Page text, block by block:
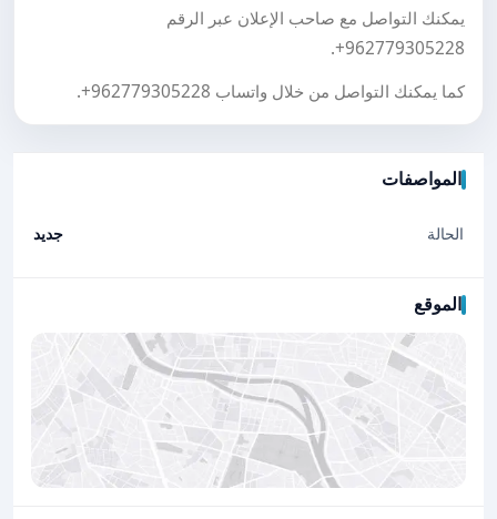
يمكنك التواصل مع صاحب الإعلان عبر الرقم
+962779305228
.
كما يمكنك التواصل من خلال واتساب +962779305228
.
المواصفات
الحالة جديد
الموقع